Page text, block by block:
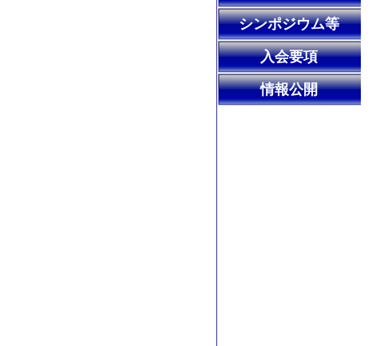
シンポジウム等
入会要項
情報公開